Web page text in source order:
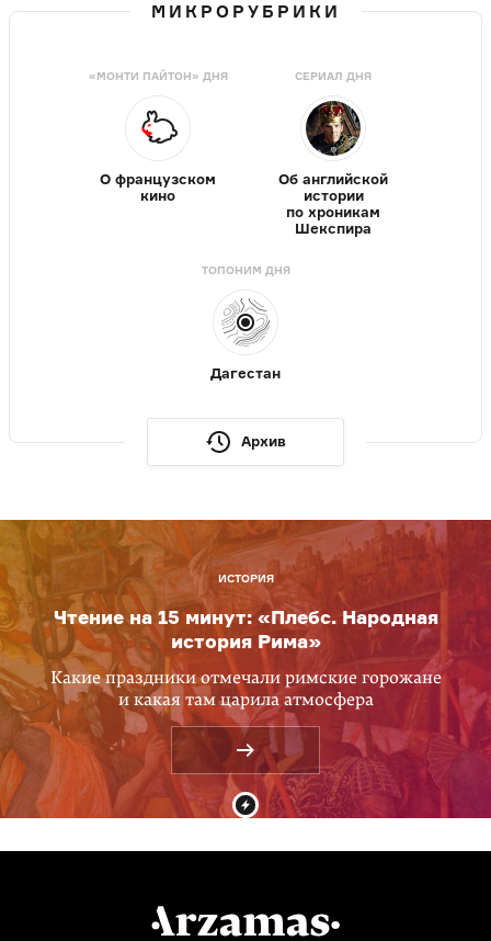
МИКРОРУБРИКИ
«МОНТИ ПАЙТОН» ДНЯ
О французском
кино
СЕРИАЛ ДНЯ
Об английской
истории
по хроникам
Шекспира
ТОПОНИМ ДНЯ
Дагестан
Архив
ИСТОРИЯ
Чтение на 15 минут: «Плебс. Народная
история Рима»
Какие праздники отмечали римские горожане
и какая там царила атмосфера